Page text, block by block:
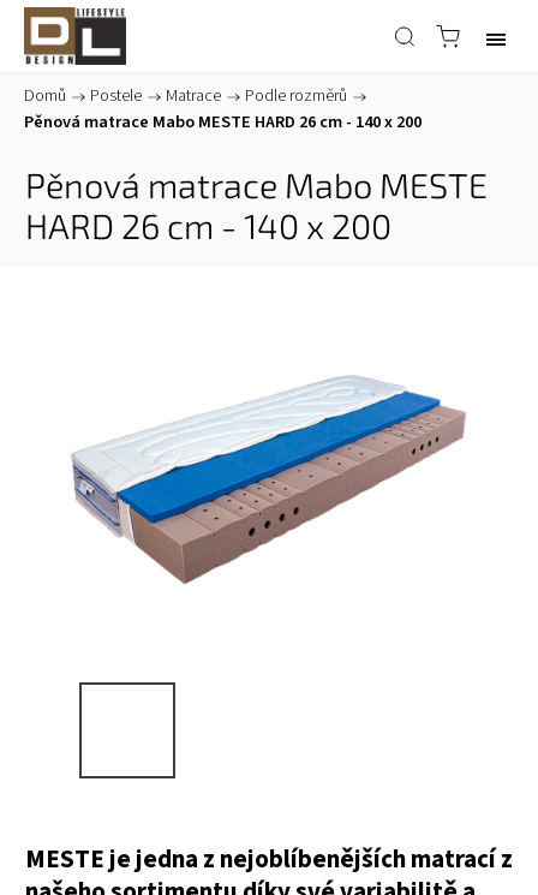
Domů / Postele / Matrace / Podle rozměrů /
Pěnová matrace Mabo MESTE HARD 26 cm - 140 x 200
Pěnová matrace Mabo MESTE
HARD 26 cm - 140 x 200
MESTE je jedna z nejoblíbenějších matrací z